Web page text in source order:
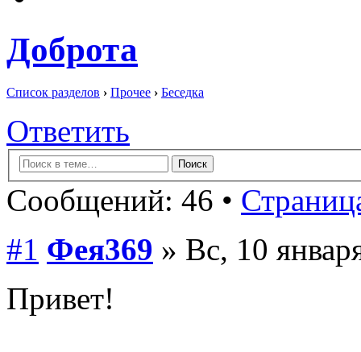
Доброта
Список разделов › Прочее › Беседка
Ответить
Сообщений: 46 •
#1 Фея369 » Вс, 10
Привет!